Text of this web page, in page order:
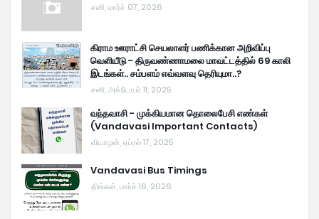
சனி, மார்ச் 07, 2026
கிராம ஊராட்சி செயலாளர் பணிக்கான அறிவிப்பு
வெளியீடு - திருவண்ணாமலை மாவட்டத்தில் 69 காலி
இடங்கள்.. சம்பளம் எவ்வளவு தெரியுமா..?
சனி, அக்டோபர் 11, 2025
வந்தவாசி - முக்கியமான தொலைபேசி எண்கள்
(Vandavasi Important Contacts)
வியாழன், ஏப்ரல் 17, 2025
Vandavasi Bus Timings
திங்கள், மார்ச் 16, 2026